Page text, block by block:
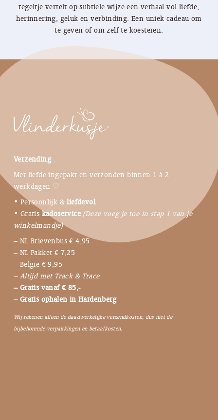
tegeltje vertelt op subtiele wijze een verhaal vol liefde,
herinnering, geluk en verbinding. Een uniek cadeau om
te geven of om zelf te koesteren.
Verzending
Met liefde ingepakt en verzonden binnen 1 á 2
werkdagen ♡
• Persoonlijk &liefdevol
• Gratis kadoservice (Deze voeg je toe in stap 1 van je
winkelmandje)
– NL Brievenbus € 4,95
– NL Pakket € 7,25
– België € 9,95
– Altijd met Track & Trace
– Gratis vanaf € 85,-
– Gratis ophalen in Hardenberg
Wij rekenen alleen de daadwerkelijke verzendkosten, dus niet de
bijbehorende verpakkingen en betaalkosten.